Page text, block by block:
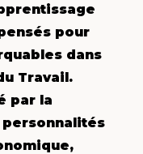
pour
dans
Travail.
par la